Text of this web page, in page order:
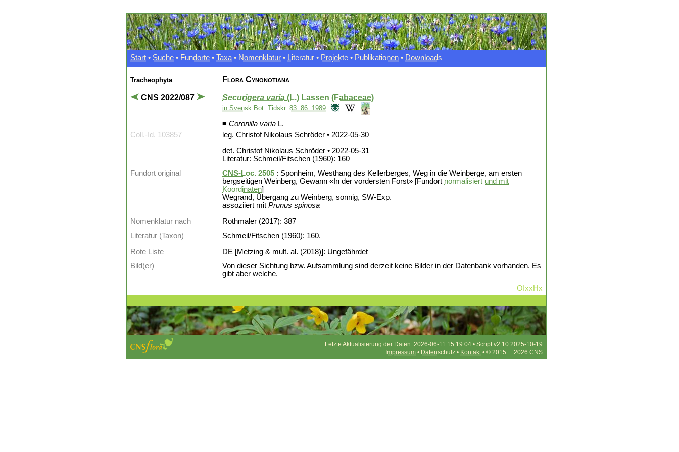
Start • Suche • Fundorte • Taxa • Nomenklatur • Literatur • Projekte • Publikationen • Downloads
Tracheophyta
CNS 2022/087
Flora Cynonotiana
Securigera varia (L.) Lassen (Fabaceae)
in Svensk Bot. Tidskr. 83: 86. 1989
≡ Coronilla varia L.
Coll.-Id. 103857
leg. Christof Nikolaus Schröder • 2022-05-30
det. Christof Nikolaus Schröder • 2022-05-31
Literatur: Schmeil/Fitschen (1960): 160
Fundort original
CNS-Loc. 2505 : Sponheim, Westhang des Kellerberges, Weg in die Weinberge, am ersten
bergseitigen Weinberg, Gewann «In der vordersten Forst» [Fundort normalisiert und mit
Koordinaten]
Wegrand, Übergang zu Weinberg, sonnig, SW-Exp.
assoziiert mit Prunus spinosa
Nomenklatur nach
Rothmaler (2017): 387
Literatur (Taxon)
Schmeil/Fitschen (1960): 160.
Rote Liste
DE [Metzing & mult. al. (2018)]: Ungefährdet
Bild(er)
Von dieser Sichtung bzw. Aufsammlung sind derzeit keine Bilder in der Datenbank vorhanden. Es
gibt aber welche.
OIxxHx
Letzte Aktualisierung der Daten: 2026-06-11 15:19:04 • Script v2.10 2025-10-19
Impressum • Datenschutz • Kontakt• © 2015 ... 2026 CNS